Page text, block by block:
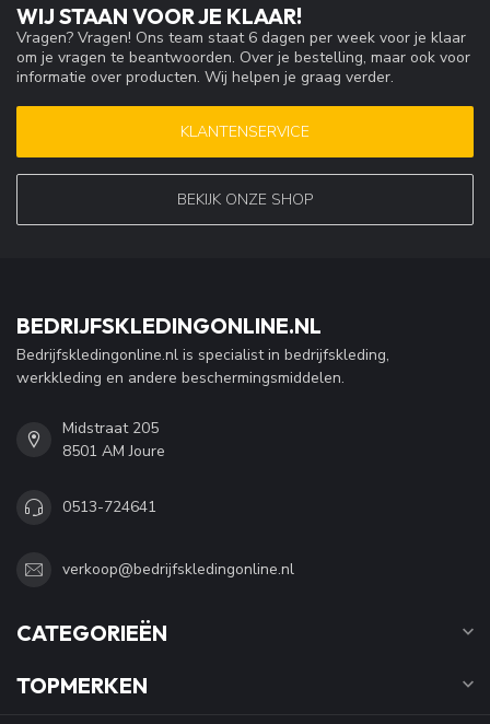
WIJ STAAN VOOR JE KLAAR!
Vragen? Vragen! Ons team staat 6 dagen per week voor je klaar
om je vragen te beantwoorden. Over je bestelling, maar ook voor
informatie over producten. Wij helpen je graag verder.
KLANTENSERVICE
BEKIJK ONZE SHOP
BEDRIJFSKLEDINGONLINE.NL
Bedrijfskledingonline.nl is specialist in bedrijfskleding,
werkkleding en andere beschermingsmiddelen.
Midstraat 205
8501 AM Joure
0513-724641
verkoop@bedrijfskledingonline.nl
CATEGORIEËN
TOPMERKEN